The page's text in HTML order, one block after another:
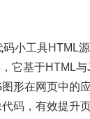
小工具HTML
它基于HTML
形在网页中的
码，有效提升